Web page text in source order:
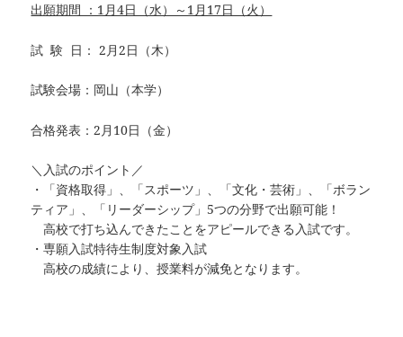
出願期間 ：1月4日（水）～1月17日（火）
試 験 日： 2月2日（木）
試験会場：岡山（本学）
合格発表：2月10日（金）
＼入試のポイント／
・「資格取得」、「スポーツ」、「文化・芸術」、「ボラン
ティア」、「リーダーシップ」5つの分野で出願可能！
高校で打ち込んできたことをアピールできる入試です。
・専願入試特待生制度対象入試
高校の成績により、授業料が減免となります。